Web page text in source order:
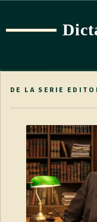
DE LA SERIE